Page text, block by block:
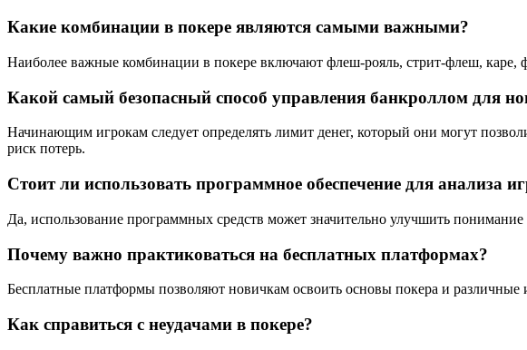
Какие комбинации в покере являются самыми важными?
Наиболее важные комбинации в покере включают флеш-рояль, стрит-флеш,
Какой самый безопасный способ управления банкроллом для
Начинающим игрокам следует определять лимит денег, который они могут
риск потерь.
Стоит ли использовать программное обеспечение для анализа
Да, использование программных средств может значительно улучшить
Почему важно практиковаться на бесплатных платформах?
Бесплатные платформы позволяют новичкам освоить основы покера и различные
Как справиться с неудачами в покере?